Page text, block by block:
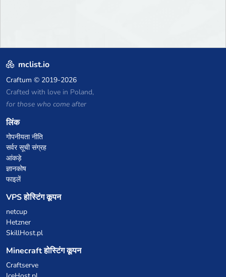
mclist.io
Craftum © 2019-2026
Crafted with love in Poland,
for those who come after
लिंक
गोपनीयता नीति
सर्वर सूची संग्रह
आंकड़े
ज्ञानकोष
फाइलें
VPS होस्टिंग कूपन
netcup
Hetzner
SkillHost.pl
Minecraft होस्टिंग कूपन
Craftserve